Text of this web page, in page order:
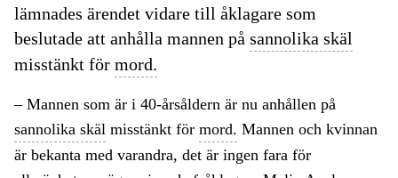
lämnades ärendet vidare till åklagare som
beslutade att anhålla mannen på sannolika skäl
misstänkt för mord.
– Mannen som är i 40-årsåldern är nu anhållen på
sannolika skäl misstänkt för mord. Mannen och kvinnan
är bekanta med varandra, det är ingen fara för